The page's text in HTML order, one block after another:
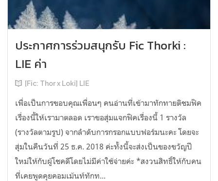
ประกาศการร่วมสนุกรับ Fic Thorki :
LIE ค่า
[Fic: Thor x Loki] LIE
เพื่อเป็นการขอบคุณเพื่อนๆ คนอ่านที่เข้ามาทักทายติชมฟิค
เรื่องนี้ให้เรามาตลอด เราขอสุ่มแจกฟิคเรื่องนี้ 1 รางวัล
(รางวัลตามรูป) จากลำดับการกรอกแบบฟอร์มนะคะ โดยจะ
สุ่มในคืนวันที่ 25 ธ.ค. 2018 ค่ะทั้งนี้จะส่งเป็นของขวัญปี
ใหม่ให้กับผู้โชคดีโดยไม่มีค่าใช้จ่ายค่ะ *สงวนสิทธิ์ให้กับคน
ที่เคยพูดคุยคอมเม้นท์ทักท...